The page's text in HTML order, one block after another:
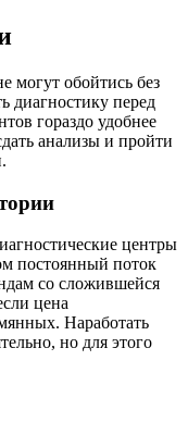
могут обойтись без
диагностику перед
гораздо удобнее
анализы и пройти
центры
постоянный поток
со сложившейся
цена
Наработать
но для этого